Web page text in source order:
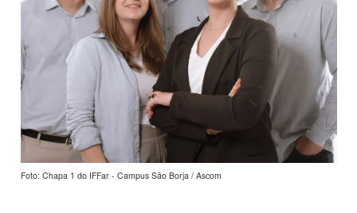
Foto: Chapa 1 do IFFar - Campus São Borja / Ascom